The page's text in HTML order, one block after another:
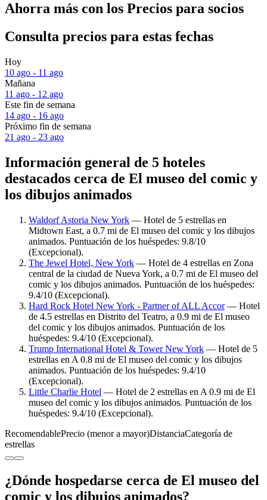
Ahorra más con los Precios para socios
Consulta precios para estas fechas
Hoy
10 ago - 11 ago
Mañana
11 ago - 12 ago
Este fin de semana
14 ago - 16 ago
Próximo fin de semana
21 ago - 23 ago
Información general de 5 hoteles
destacados cerca de El museo del comic y
los dibujos animados
Waldorf Astoria New York — Hotel de 5 estrellas en
Midtown East, a 0.7 mi de El museo del comic y los dibujos
animados. Puntuación de los huéspedes: 9.8/10
(Excepcional).
The Jewel Hotel, New York — Hotel de 4 estrellas en Zona
central de la ciudad de Nueva York, a 0.7 mi de El museo del
comic y los dibujos animados. Puntuación de los huéspedes:
9.4/10 (Excepcional).
Hard Rock Hotel New York - Partner of ALL Accor— Hotel
de 4.5 estrellas en Distrito del Teatro, a 0.9 mi de El museo
del comic y los dibujos animados. Puntuación de los
huéspedes: 9.4/10 (Excepcional).
Trump International Hotel & Tower New York — Hotel de 5
estrellas en A 0.8 mi de El museo del comic y los dibujos
animados. Puntuación de los huéspedes: 9.4/10
(Excepcional).
Little Charlie Hotel — Hotel de 2 estrellas en A 0.9 mi de El
museo del comic y los dibujos animados. Puntuación de los
huéspedes: 9.4/10 (Excepcional).
RecomendablePrecio (menor a mayor)DistanciaCategoría de
estrellas
¿Dónde hospedarse cerca de El museo del
comic y los dibujos animados?